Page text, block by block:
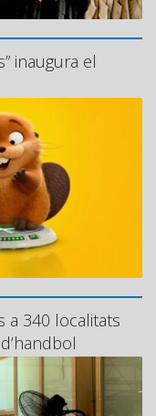
inaugura el
a 340 localitats